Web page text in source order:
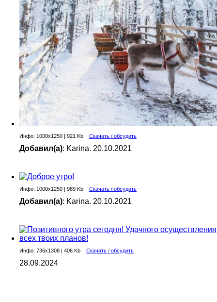
Инфо: 1000х1250 | 921 Kb Скачать / обсудить
Добавил(а): Karina. 20.10.2021
Инфо: 1000х1250 | 989 Kb Скачать / обсудить
Добавил(а): Karina. 20.10.2021
Инфо: 736х1308 | 406 Kb Скачать / обсудить
28.09.2024